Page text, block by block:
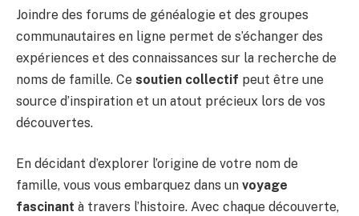
Joindre des forums de généalogie et des groupes
communautaires en ligne permet de s’échanger des
expériences et des connaissances sur la recherche de
noms de famille. Ce soutien collectif peut être une
source d’inspiration et un atout précieux lors de vos
découvertes.
En décidant d’explorer l’origine de votre nom de
famille, vous vous embarquez dans un voyage
fascinant à travers l’histoire. Avec chaque découverte,